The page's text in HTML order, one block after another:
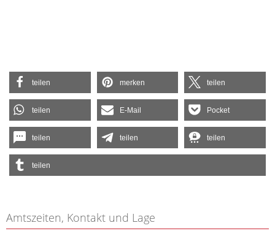
teilen merken teilen
teilen E-Mail Pocket
teilen teilen teilen
teilen
Amtszeiten, Kontakt und Lage